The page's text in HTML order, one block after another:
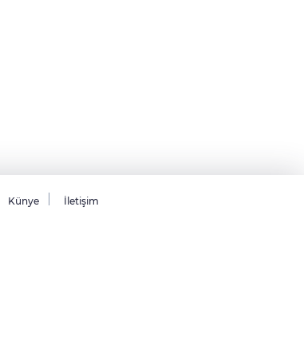
Künye İletişim